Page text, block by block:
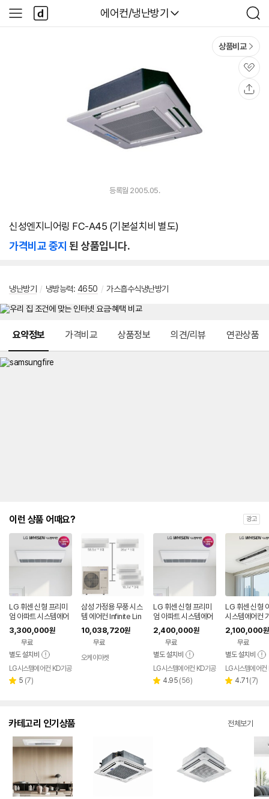
다나와
에어컨/냉난방기
검
색
사
이
다
나
와
상품비교
관
심
등록월 2005.05.
신성엔지니어링 FC-A45 (기본설치비 별도)
가격비교 중지 된 상품입니다.
냉난방기 / 냉방능력: 4650 / 가스흡수식냉난방기
요약정보 가격비교 상품정보 의견/리뷰 연관상품
이런 상품 어때요? 광고
LG 휘센 신형 프리미
엄 아파트 시스템에어
컨 가정용 천장형 5대
설치비별도 부산 울산
경상
3,300,000원
무료
별도 설치비
LG시스템에어컨 KD기공
별 5 리
(7)
삼성 가정용 무풍 시스
템 에어컨 Infinite Lin
e 5실, 140.6㎡, 단
배관
10,038,720원
무료
오케이마켓
LG 휘센 신형 프리미
엄 아파트 시스템에어
컨 가정용 천장형 4대
설치비별도 부산 울산
경상
2,400,000원
무료
별도 설치비
LG시스템에어컨 KD기공
별 4.95 리
(56)
LG 휘센 신형
시스템에어컨
천장형 4대 설
도 부산 울산
2,100,000원
무료
별도 설치비
LG시스템에어
별 4.71 리
(7)
카테고리 인기상품 전체보기